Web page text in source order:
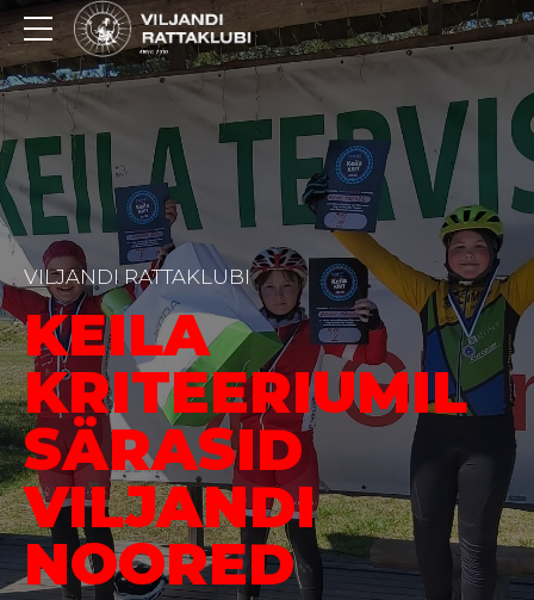
VILJANDI RATTAKLUBI
KEILA
KRITEERIUMIL
SÄRASID
VILJANDI
NOORED